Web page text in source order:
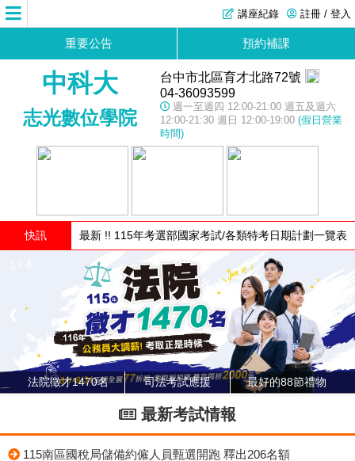
註冊 / 登入
講座紀錄
重要公告 預約補課
中科大
志光數位學院
台中市北區育才北路72號
04-36093599
週一至週四 12:00-21:00 週五及週六
12:00-21:30 週日 12:00-19:00 (假日營業
時間)
快訊 最新 !! 115年考選部國家考試/各類特考日期計劃一覽表
❯
法院徵才1470名 司法考試應援 最好的88節禮物
最新考試情報
115南區國稅局儲備約僱人員甄選開跑 釋出206名額